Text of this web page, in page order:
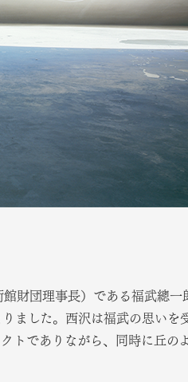
財団理事長）である福武總一
ました。西沢は福武の思いを
トでありながら、同時に丘の